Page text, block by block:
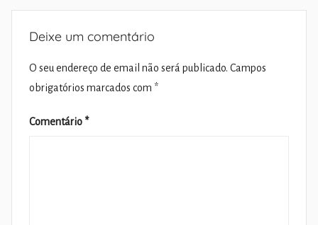
Deixe um comentário
O seu endereço de email não será publicado. Campos
obrigatórios marcados com *
Comentário *